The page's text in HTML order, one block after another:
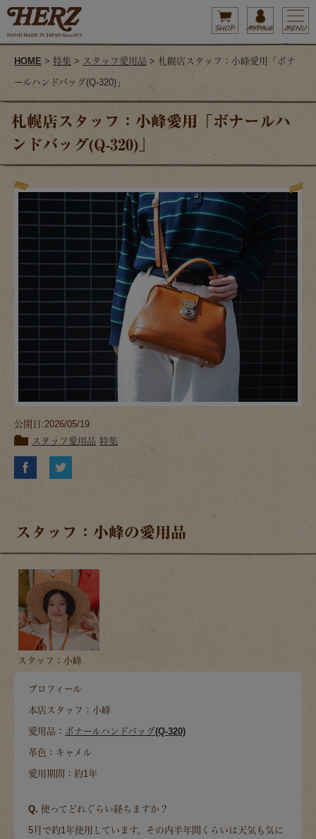
HOME > 特集 > スタッフ愛用品 > 札幌店スタッフ：小峰愛用「ボナ
ールハンドバッグ(Q-320)」
札幌店スタッフ：小峰愛用「ボナールハ
ンドバッグ(Q-320)」
公開日:2026/05/19
スタッフ愛用品 特集
スタッフ：小峰の愛用品
スタッフ：小峰
プロフィール
本店スタッフ：小峰
愛用品： ボナールハンドバッグ(Q-320)
革色：キャメル
愛用期間：約1年
Q. 使ってどれぐらい経ちますか？
5月で約1年使用しています。その内半年間くらいは天気も気に